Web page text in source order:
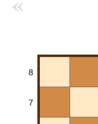
8
7